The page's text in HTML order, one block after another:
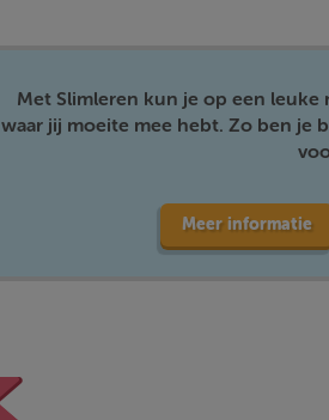
Met Slimleren kun je op een
waar jij moeite mee hebt. Zo ben je
Meer informatie